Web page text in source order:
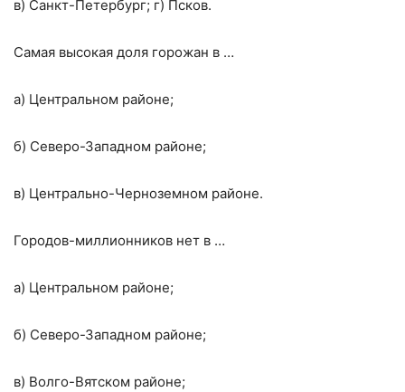
в) Санкт-Петербург; г) Псков.
Самая высокая доля горожан в …
а) Центральном районе;
б) Северо-Западном районе;
в) Центрально-Черноземном районе.
Городов-миллионников нет в …
а) Центральном районе;
б) Северо-Западном районе;
в) Волго-Вятском районе;